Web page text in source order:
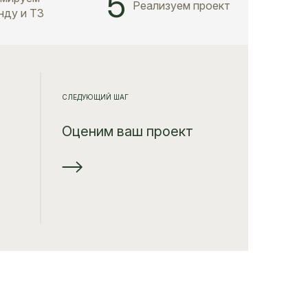
и ТЗ
Реализуем проект
СЛЕДУЮЩИЙ ШАГ
Оценим ваш проект